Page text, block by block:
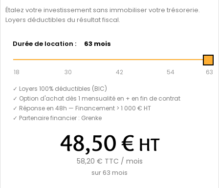
Étalez votre investissement sans immobiliser votre trésorerie.
Loyers déductibles du résultat fiscal.
Durée de location : 63 mois
18 30 42 54
63
✓ Loyers 100% déductibles (BIC)
✓ Option d'achat dès 1 mensualité en + en fin de contrat
✓ Réponse en 48h — Financement > 1 000 € HT
✓ Partenaire financier : Grenke
48,50 € HT
58,20 € TTC / mois
sur 63 mois